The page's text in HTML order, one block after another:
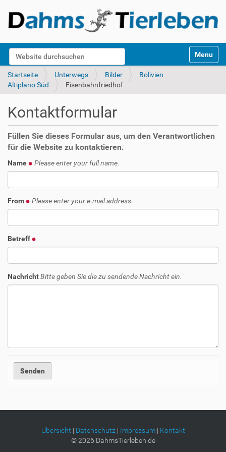
Website durchsuchen
k
Toggle
Startseite Unterwegs Bilder
Bolivien
Altiplano Süd
Eisenbahnfriedhof
Kontaktformular
Füllen Sie dieses Formular aus, um den Verantwortlichen
für die Website zu kontaktieren.
Name Please enter your full name.
From Please enter your e-mail address.
Betreff
NachrichtBitte geben Sie die zu sendende Nachricht ein.
Übersicht | Datenschutz| Impressum| Kontakt
©2026 DahmsTierleben.de